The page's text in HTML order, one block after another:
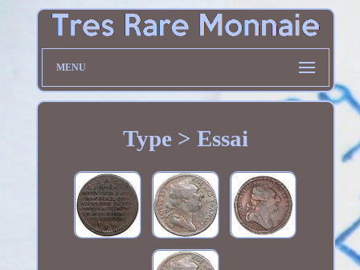
MENU
Type > Essai